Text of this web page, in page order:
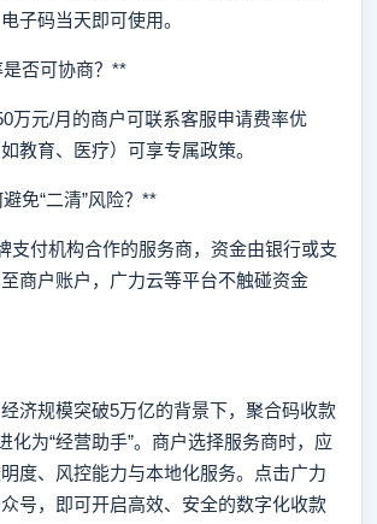
子码当天即可使用。
否可协商？**
元/月的商户可联系客服申请费率优
教育、医疗）可享专属政策。
“二清”风险？**
付机构合作的服务商，资金由银行或支
商户账户，广力云等平台不触碰资金
规模突破5万亿的背景下，聚合码收款
化为“经营助手”。商户选择服务商时，应
度、风控能力与本地化服务。点击广力
号，即可开启高效、安全的数字化收款